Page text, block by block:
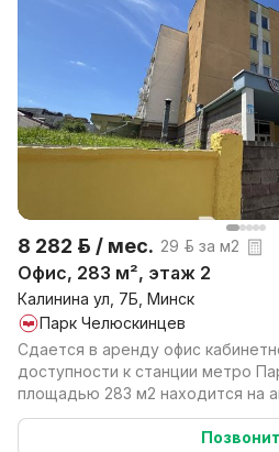
8 282 р. / мес. 29 р. за м2
Офис, 283 м², этаж 2
Калинина ул, 7Б, Минск
Парк Челюскинцев
Сдается в аренду офис
доступности к станции метро Парк
площадью 283 м2 находится на
эт...